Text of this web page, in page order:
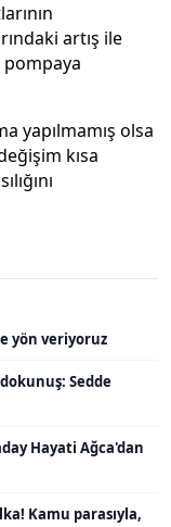
artış ile
pompaya
yapılmamış olsa
kısa
yön veriyoruz
Sedde
Hayati Ağca'dan
Kamu parasıyla,